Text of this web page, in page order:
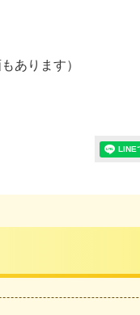
あります）